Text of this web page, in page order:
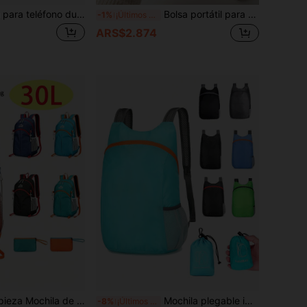
Bolsa de cinturón para teléfono duradera de la Zona de Ciclismo, bolsa táctica de cintura para deportes al aire libre, riñonera multifuncional de camuflaje para correr con almacenamiento -1% Bolsa portátil para el periodo con cremallera, bolsa de almacenamiento para compresas y tampones, bolsa de maquillaje multifuncional con patrón de cereza para habitación, baño, gimnasio, crucero, camping, playa, negocios, vacaciones, regreso a la escuela, accesorios esenciales de viaje, regalo para mamá, maestras y novia
ARS$2.874
de senderismo de gran capacidad de 30L, mochila de exterior con doble correa, mochila de trekking, mochila de viaje compacta resistente al agua, mochila de uso diario (verde, azul, naranja, negro), adecuada para senderismo, desplazamientos diarios y viajes cortos, temporada de vuelta al colegio -8% ¡Últimos 3 días Mochila plegable impermeable, bolsa de viaje ligera de gran capacidad, bolsa deportiva portátil de almacenamiento para viajes, ciclismo, senderismo, camping y deportes al aire libre, accesorios de senderismo para hombres y mujeres, equipo esencial de camping